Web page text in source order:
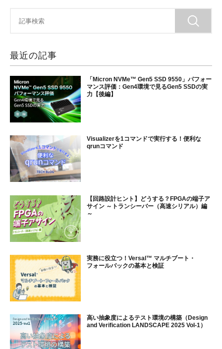
最近の記事
「Micron NVMe™ Gen5 SSD 9550」パフォー
マンス評価：Gen4環境で見るGen5 SSDの実
力【後編】
Visualizerを1コマンドで実行する！便利な
qrunコマンド
【回路設計ヒント】どうする？FPGAの端子ア
サイン ～トランシーバー（高速シリアル）編
～
実務に役立つ！Versal™ マルチブート・
フォールバックの基本と検証
高い抽象度によるテスト環境の構築（Design
and Verification LANDSCAPE 2025 Vol-1）